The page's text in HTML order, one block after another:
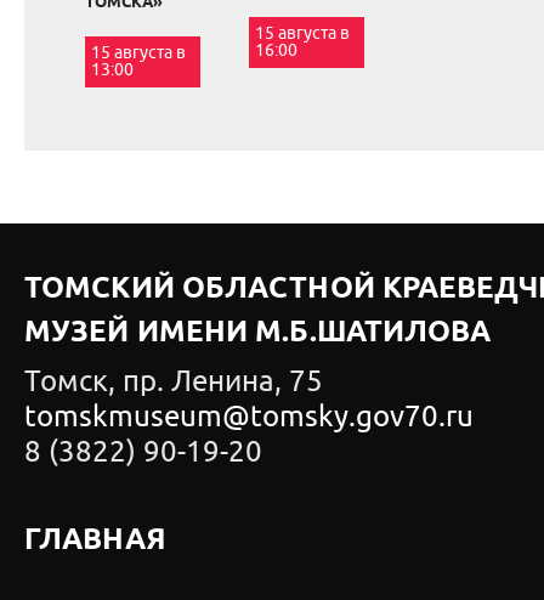
15 августа в
13:00
15 августа в
16:00
ТОМСКИЙ ОБЛАСТНОЙ
МУЗЕЙ ИМЕНИ М.Б.ШАТИЛОВА
Томск, пр. Ленина, 75
tomskmuseum@tomsky.gov70.ru
8 (3822) 90-19-20
ГЛАВНАЯ